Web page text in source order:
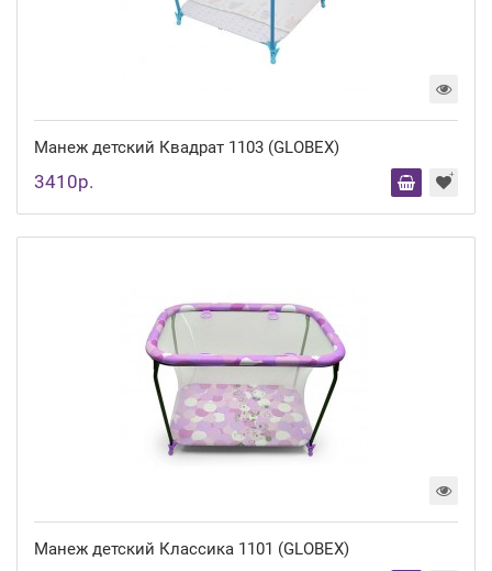
Манеж детский Квадрат 1103 (GLOBEX)
3410р.
Манеж детский Классика 1101 (GLOBEX)